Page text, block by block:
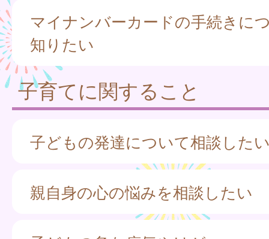
マイナンバーカードの手続きに
知りたい
子育てに関すること
子どもの発達について相談した
親自身の心の悩みを相談したい